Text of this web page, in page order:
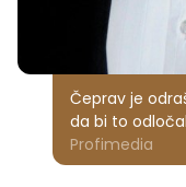
Čeprav je
da bi to
Profimedia